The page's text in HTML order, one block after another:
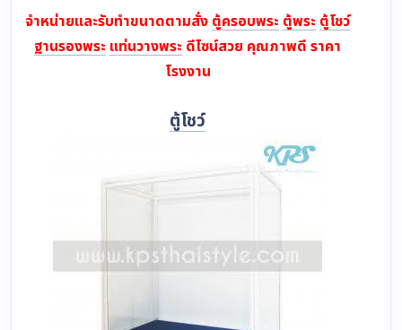
จำหน่ายและรับทำขนาดตามสั่ง ตู้ครอบพระ ตู้พระ ตู้โชว์
ฐานรองพระ แท่นวางพระ ดีไซน์สวย คุณภาพดี ราคา
โรงงาน
ตู้โชว์